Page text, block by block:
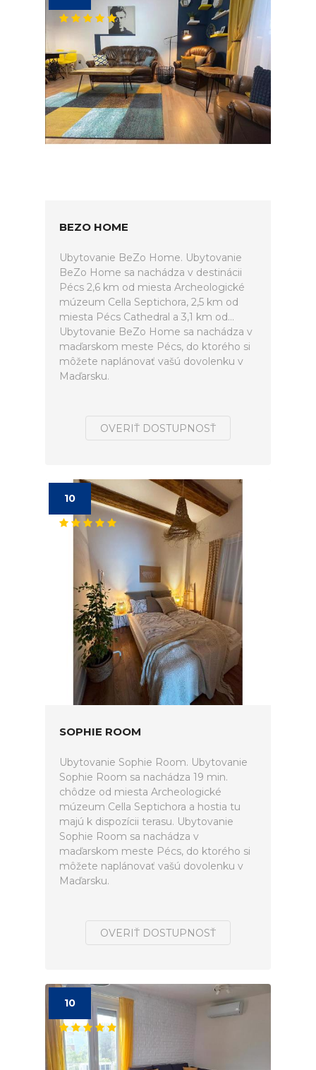
BEZO HOME
Ubytovanie BeZo Home. Ubytovanie
BeZo Home sa nachádza v destinácii
Pécs 2,6 km od miesta Archeologické
múzeum Cella Septichora, 2,5 km od
miesta Pécs Cathedral a 3,1 km od...
Ubytovanie BeZo Home sa nachádza v
maďarskom meste Pécs, do ktorého si
môžete naplánovať vašú dovolenku v
Maďarsku.
OVERIŤ DOSTUPNOSŤ
10
SOPHIE ROOM
Ubytovanie Sophie Room. Ubytovanie
Sophie Room sa nachádza 19 min.
chôdze od miesta Archeologické
múzeum Cella Septichora a hostia tu
majú k dispozícii terasu. Ubytovanie
Sophie Room sa nachádza v
maďarskom meste Pécs, do ktorého si
môžete naplánovať vašú dovolenku v
Maďarsku.
OVERIŤ DOSTUPNOSŤ
10